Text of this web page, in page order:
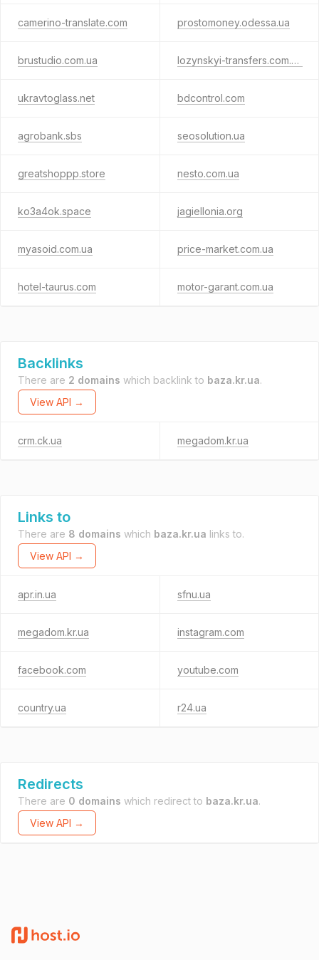
camerino-translate.com prostomoney.odessa.ua
brustudio.com.ua lozynskyi-transfers.com.ua
ukravtoglass.net bdcontrol.com
agrobank.sbs seosolution.ua
greatshoppp.store nesto.com.ua
ko3a4ok.space jagiellonia.org
myasoid.com.ua price-market.com.ua
hotel-taurus.com motor-garant.com.ua
Backlinks
There are 2 domains which backlink to baza.kr.ua.
View API →
crm.ck.ua megadom.kr.ua
Links to
There are 8 domains which baza.kr.ua links to.
View API →
apr.in.ua sfnu.ua
megadom.kr.ua instagram.com
facebook.com youtube.com
country.ua r24.ua
Redirects
There are 0 domains which redirect to baza.kr.ua.
View API →